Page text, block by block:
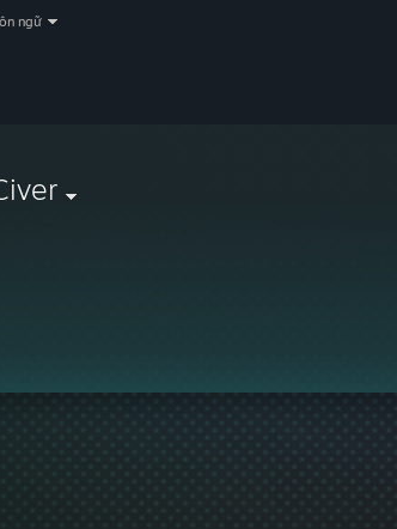
ngữ